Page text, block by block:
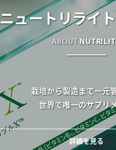
ニュートリライ
ABOUT
栽培から製造まで一元
世界で唯一のサプリ
詳細を見る